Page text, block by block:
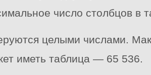
число столбцов в
целыми числами.
иметь таблица — 65 536.